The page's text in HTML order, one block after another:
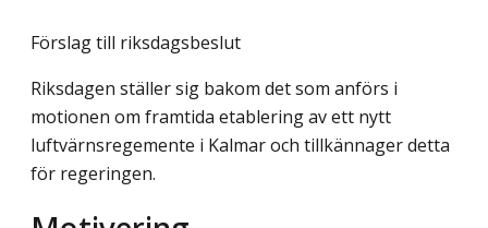
Förslag till riksdagsbeslut
Riksdagen ställer sig bakom det som anförs i
motionen om framtida etablering av ett nytt
luftvärnsregemente i Kalmar och tillkännager detta
för regeringen.